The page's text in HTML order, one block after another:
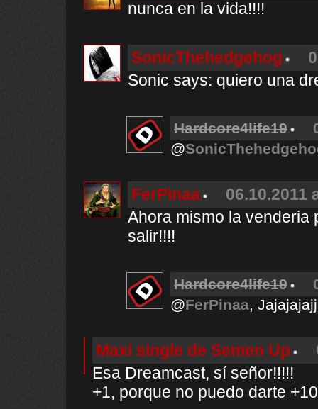
nunca en la vida!!!!
SonicThehedgehog
Sonic says: quiero una
Hardcore4life19
@
FerPinaa
06.10.2011
Ahora mismo la venderia
salir!!!!
Hardcore4life19
@FerPinaa,
Maxi single de Semen Up
Esa Dreamcast, sí señor!!!!!
+1, porque no puedo darte